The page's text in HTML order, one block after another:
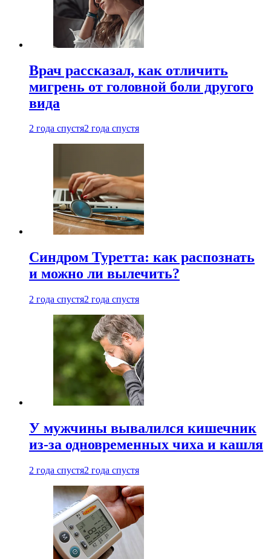
Врач рассказал, как отличить
мигрень от головной боли другого
вида
2 года спустя2 года спустя
Синдром Туретта: как распознать
и можно ли вылечить?
2 года спустя2 года спустя
У мужчины вывалился кишечник
из-за одновременных чиха и кашля
2 года спустя2 года спустя